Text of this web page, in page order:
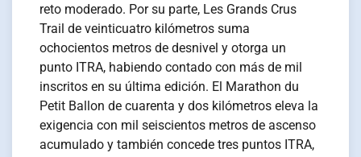
reto moderado. Por su parte, Les Grands Crus
Trail de veinticuatro kilómetros suma
ochocientos metros de desnivel y otorga un
punto ITRA, habiendo contado con más de mil
inscritos en su última edición. El Marathon du
Petit Ballon de cuarenta y dos kilómetros eleva la
exigencia con mil seiscientos metros de ascenso
acumulado y también concede tres puntos ITRA,